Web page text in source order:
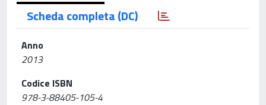
Scheda completa (DC)
Anno
2013
Codice ISBN
978-3-88405-105-4